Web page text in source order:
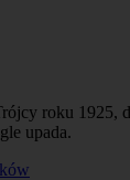
roku 1925,
upada.